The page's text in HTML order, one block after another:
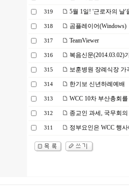
319 5월 1일! '근로자의 날'
318 곰플레이어(Windows)
317 TeamViewer
316 복음신문(2014.03.02)
315 보훈병원 장례식장 가
314 한기보 신년하례예배
313 WCC 10차 부산총회
312 종교인 과세, 국무회
311 정부요인은 WCC 행